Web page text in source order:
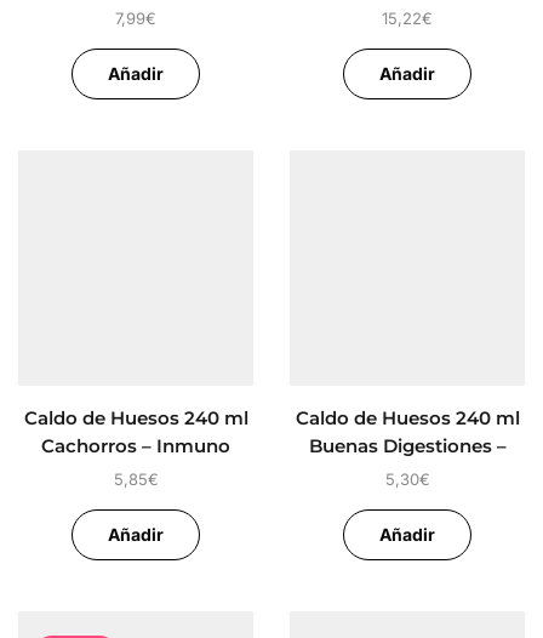
Perros
7,99€
Añadir
Anima Strath
15,22€
Añadir
Caldo de Huesos 240 ml
Cachorros – Inmuno
5,85€
Añadir
Caldo de Huesos 240 ml
Buenas Digestiones –
Ternera
5,30€
Añadir